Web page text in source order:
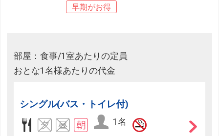
早期がお得
部屋：食事/1室あたりの定員
おとな1名様あたりの代金
シングル(バス・トイレ付)
1名